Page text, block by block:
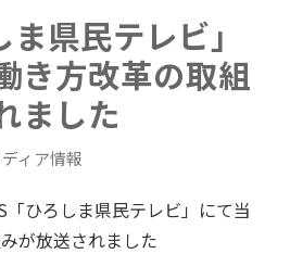
県民テレビ」
き方改革の取組
ました
ディア情報
ひろしま県民テレビ」にて当
が放送されました